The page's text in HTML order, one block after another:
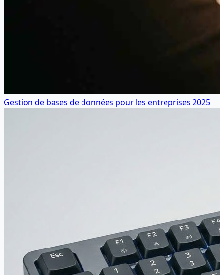
Gestion de bases de données pour les entreprises 2025